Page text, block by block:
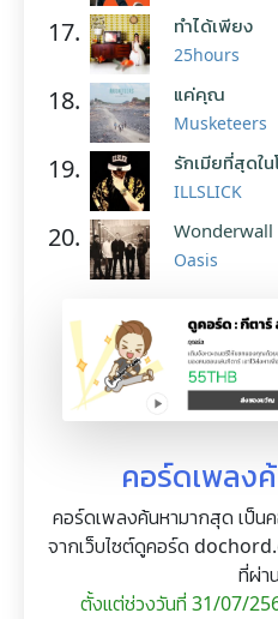
17. ทำได้เพียง
25hours
18. แค่คุณ
Musketeers
19. รักเมียที่สุดใน
ILLSLICK
20. Wonderwall
Oasis
คอร์ดเพลง
คอร์ดเพลงค้นหามากสุด เป็น
จากเว็บไซต์ดูคอร์ด
ที่ผ่า
ตั้งแต่ช่วงวันที่ 31/07/